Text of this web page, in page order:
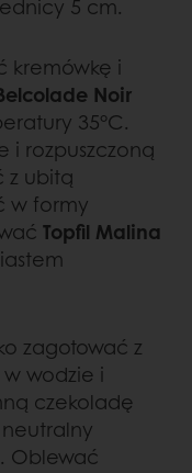
5 cm.
kremówkę i
Noir
35°C.
i rozpuszczoną
z ubitą
w formy
Topfil Malina
zagotować z
wodzie i
czekoladę
Oblewać